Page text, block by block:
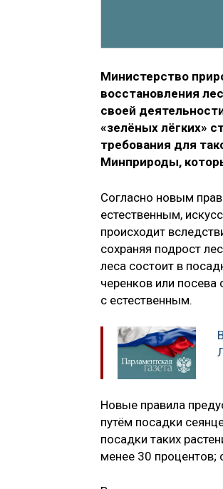
Министерство
восстановления
своей
«зелёных лёгких»
требования для
Минприроды,
Согласно новым
естественным,
происходит
сохраняя подрост
леса состоит в
черенков или
с естественным.
Новые правила
путём посадки
посадки таких
менее 30 процентов;